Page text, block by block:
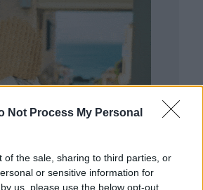
Not Process My Personal
of the sale, sharing to third parties, or
or sensitive information for
us, please use the below opt-out